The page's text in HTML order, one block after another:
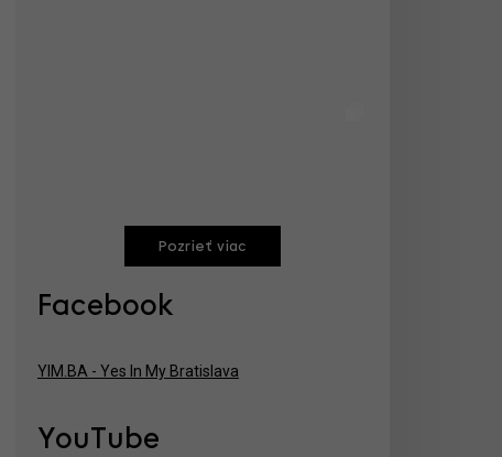
Pozrieť viac
Facebook
YIM.BA - Yes In My Bratislava
YouTube